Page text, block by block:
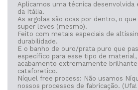
Aplicamos uma técnica
da Itália.
As argolas são ocas por dentro, o
super leves (mesmo).
Feito com metais especiais de
durabilidade.
E o banho de ouro/prata puro que
específico para esse tipo de
acabamento extremamente
cataforetico.
Níquel free process: Não usamos
nossos processos de fabricação.